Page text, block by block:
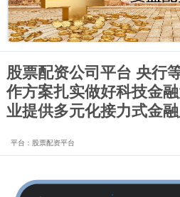
股票配资公司平台 央行
作方案扎实做好科技金
业提供多元化接力式金
平台：股票配资平台